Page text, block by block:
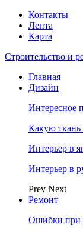
Контакты
Лента
Карта
Строительство и
Главная
Дизайн
Интересное
Какую ткань
Интерьер в
Интерьер в
Prev Next
Ремонт
Ошибки при